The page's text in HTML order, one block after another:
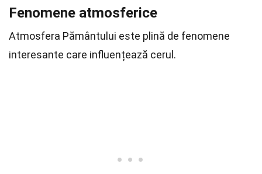
Fenomene atmosferice
Atmosfera Pământului este plină de fenomene
interesante care influențează cerul.